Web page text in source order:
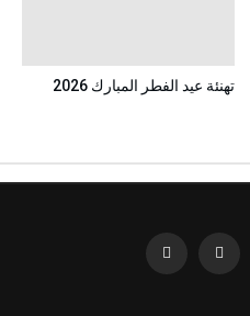
تهنئة عيد الفطر المبارك 2026